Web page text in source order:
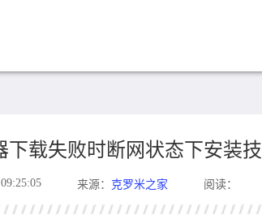
下载失败时断网状态下安装
来源： 克罗米之家 阅读：